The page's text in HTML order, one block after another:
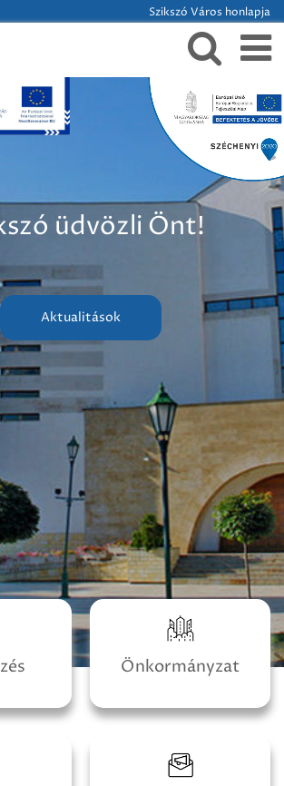
Szikszó Város honlapja
üdvözli Önt!
Aktualitások
Önkormányzat